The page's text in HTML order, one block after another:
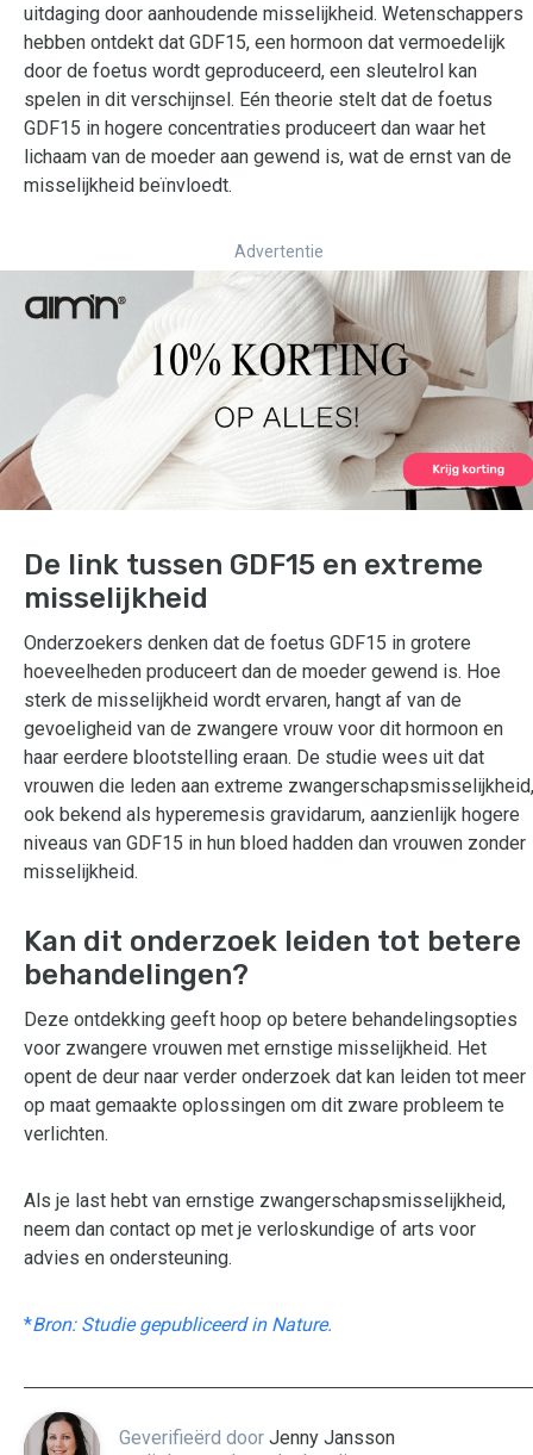
uitdaging door aanhoudende misselijkheid. Wetenschappers
hebben ontdekt dat GDF15, een hormoon dat vermoedelijk
door de foetus wordt geproduceerd, een sleutelrol kan
spelen in dit verschijnsel. Eén theorie stelt dat de foetus
GDF15 in hogere concentraties produceert dan waar het
lichaam van de moeder aan gewend is, wat de ernst van de
misselijkheid beïnvloedt.
Advertentie
De link tussen GDF15 en extreme
misselijkheid
Onderzoekers denken dat de foetus GDF15 in grotere
hoeveelheden produceert dan de moeder gewend is. Hoe
sterk de misselijkheid wordt ervaren, hangt af van de
gevoeligheid van de zwangere vrouw voor dit hormoon en
haar eerdere blootstelling eraan. De studie wees uit dat
vrouwen die leden aan extreme zwangerschapsmisselijkheid,
ook bekend als hyperemesis gravidarum, aanzienlijk hogere
niveaus van GDF15 in hun bloed hadden dan vrouwen zonder
misselijkheid.
Kan dit onderzoek leiden tot betere
behandelingen?
Deze ontdekking geeft hoop op betere behandelingsopties
voor zwangere vrouwen met ernstige misselijkheid. Het
opent de deur naar verder onderzoek dat kan leiden tot meer
op maat gemaakte oplossingen om dit zware probleem te
verlichten.
Als je last hebt van ernstige zwangerschapsmisselijkheid,
neem dan contact op met je verloskundige of arts voor
advies en ondersteuning.
*Bron: Studie gepubliceerd in Nature.
Geverifieërd door Jenny Jansson